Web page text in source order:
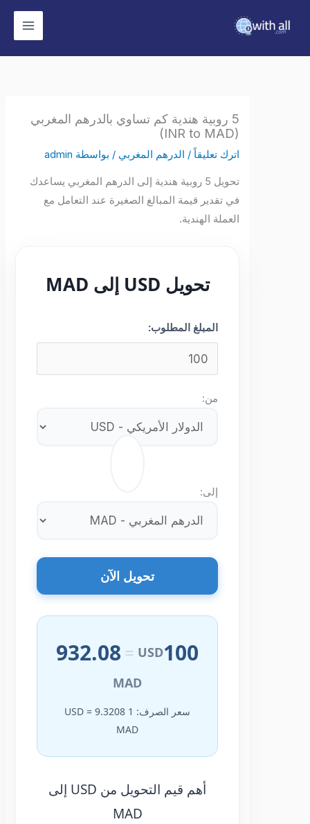
5 روبية هندية كم تساوي بالدرهم المغربي
اترك تعليقاً /الدرهم المغربي/ بواسطة admin
تحويل 5 روبية هندية إلى الدرهم المغربي يساعدك
في تقدير قيمة المبالغ الصغيرة عند التعامل مع
العملة الهندية.
تحويل USD إلى MAD
المبلغ المطلوب:
تحويل الآن
100
USD
=
932.08
MAD
سعر الصرف: 1 USD = 9.3208
أهم قيم التحويل من USD إلى
MAD